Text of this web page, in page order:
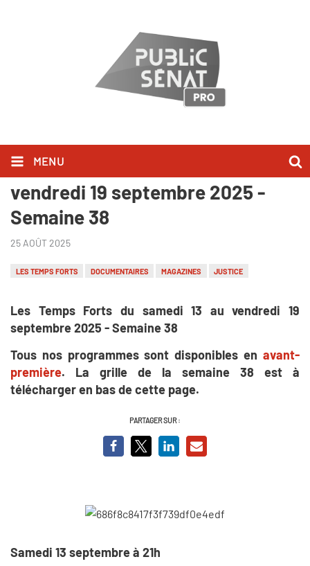
MENU
Les Temps Forts du samedi 13 au
vendredi 19 septembre 2025 -
Semaine 38
25 AOÛT 2025
LES TEMPS FORTS DOCUMENTAIRES MAGAZINES JUSTICE
Les Temps Forts du samedi 13 au vendredi 19
septembre 2025 - Semaine 38
Tous nos programmes sont disponibles en avant-
première. La grille de la semaine 38 est à
télécharger en bas de cette page.
PARTAGER SUR :
Samedi 13 septembre à 21h